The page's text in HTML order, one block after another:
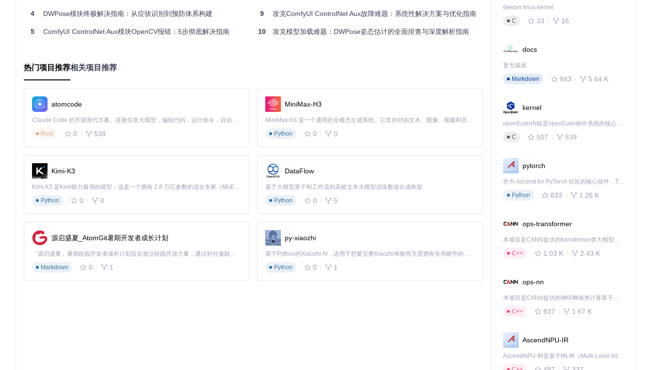
pip list | grep "torch\|setuptools\|numpy"
torch: 1.12.0-1.13.1（不建议使用2.0及以上版本）
setuptools: 59.5.0-65.5.0（避免使用最新版本）
numpy: 1.21.0-1.23.5（需与torch版本匹配）
模块加载追踪
启用详细日志模式，追踪模块加载过程：
export PYTHONVERBOSE=1
分析日志文件，重点关注包含"dwpose"、"onnx"或"torchscript"的错误信息行。
图2：ControlNet Aux深度估计模块工作流程示例，展示正常的节点连接与参数配置
方案一：环境修复
问题定位
# 克隆项目仓库
4 DWPose模块终极解决指南：从症状识别到预防体系构建
5 ComfyUI ControlNet Aux模块OpenCV报错：5步彻底解决指南
9 攻克ComfyUI ControlNet Aux故障难题：系统性解决方案与优化指南
10 攻克模型加载难题：DWPose姿态估计的全面排查与深度解析指南
热门项目推荐相关项目推荐
atomcode
Claude Code 的开源替代方案。连接任意大模型，编辑代码，运行命令，自动验证 — 全自动执行。用 Rust 构建，极致性能。 ｜ An open-source alternative to Claude Code. Connect any LLM, edit code, run commands, and verify changes — autonomously. Built in Rust for speed. Get Started
Rust
0 538
MiniMax-H3
MiniMax H3 是一个通用的全模态生成系统。它支持对由文本、图像、视频和音频组成的多模态上下文进行统一理解，并能生成分辨率高达 2K、时长可达 15 秒的带原生立体声音频的视频。得益于面向任务泛化的系统设计，H3 在预训练阶段就已具备广泛的多模态上下文理解与生成能力，能够出色地执行复杂的多模态指令。
Python
0 0
Kimi-K3
Kimi K3 是Kimi能力最强的模型：这是一个拥有 2.8 万亿参数的混合专家（MoE）模型，具备原生视觉理解能力，并支持 100 万 token 的上下文窗口。
Python
0 0
DataFlow
基于大模型算子和工作流的高效文本大模型训练数据合成框架
Python
0 5
源启盛夏_AtomGit暑期开发者成长计划
「源启盛夏」暑期校园开发者成长计划旨在激活校园开源力量，通过积分激励、认证扶持、资源倾斜等形式，引导高校组织和开发者完成「入驻 — 建项目 — 做贡献 — 获认证 — 得资源」的完整闭环。无论你是想带领社团入驻平台的组织者，还是希望用代码贡献证明自己的开发者，都能在这里找到属于你的成长路径。
Markdown
0 1
py-xiaozhi
基于Python的Xiaozhi AI，适用于想要完整Xiaozhi体验而无需拥有专用硬件的用户。
Python
0 1
deepin linux kernel
C
33 16
docs
暂无描述
Markdown
843 5.64 K
kernel
openEuler内核是openEuler操作系统的核心，既是系统性能与稳定性的基石，也是连接处理器、设备与服务的桥梁。
C
507 539
pytorch
作为 Ascend for PyTorch 社区的核心组件，TorchNPU 是昇腾专为 PyTorch 打造的深度学习适配插件，使 PyTorch 框架能够直接调用昇腾 NPU，为开发者提供昇腾 AI 处理器的超强算力。
Python
833 1.26 K
ops-transformer
本项目是CANN提供的transformer类大模型算子库，实现网络在NPU上加速计算。
C++
1.03 K 2.43 K
ops-nn
本项目是CANN提供的神经网络类计算算子库，实现网络在NPU上加速计算。
C++
837 1.67 K
AscendNPU-IR
AscendNPU-IR是基于MLIR（Multi-Level Intermediate Representation）构建的，面向昇腾亲和算子编译时使用的中间表示，提供昇腾完备表达能力，通过编译优化提升昇腾AI处理器计算效率，支持通过生态框架使能昇腾AI处理器与深度调优